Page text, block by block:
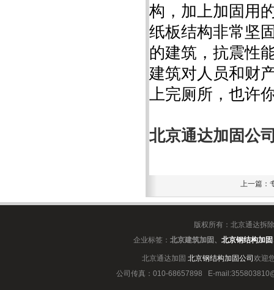
构，加上加固用
纸板结构非常坚
的建筑，抗震性
建筑对人员和财
上完厕所，也许
北京通达加固公
上一篇：
版权所有：北京通达拆
企业标签： 北京建筑加固 、 北京钢结构加固
北京通达加固 北京钢结构加固公司 欢迎
公司传真：010-68657898
E-